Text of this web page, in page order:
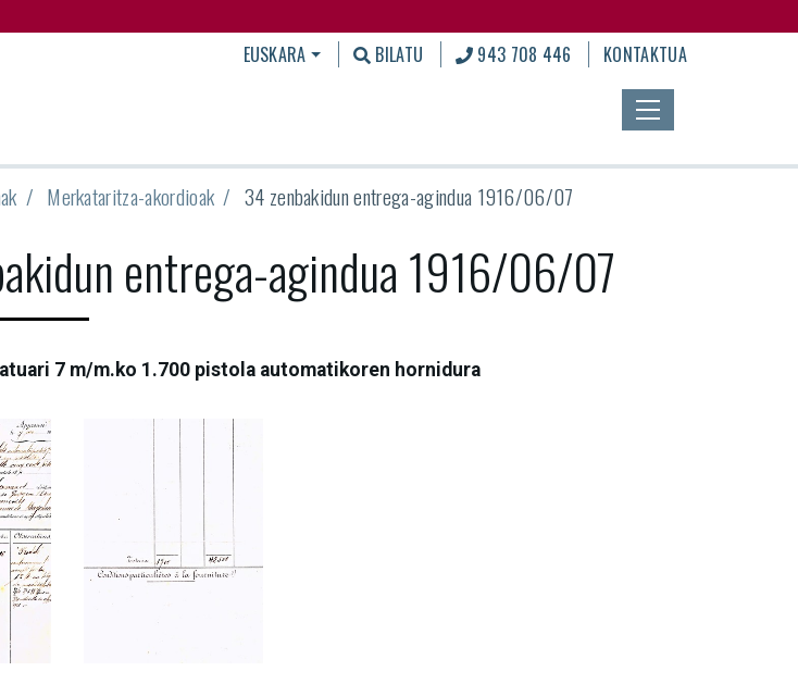
EUSKARA BILATU 943 708 446 KONTAKTUA
Merkataritza-akordioak 34 zenbakidun entrega-agindua 1916/06/07
entrega-agindua 1916/06/07
7 m/m.ko 1.700 pistola automatikoren hornidura